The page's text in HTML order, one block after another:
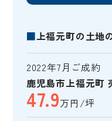
■上福元町の土地
2022年7月ご成約
鹿児島市上福元町
47.9万円/坪